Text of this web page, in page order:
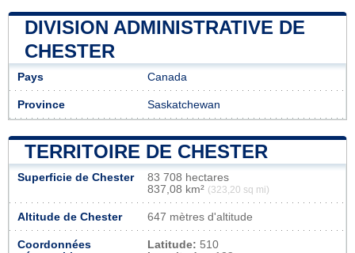
DIVISION ADMINISTRATIVE DE
CHESTER
Pays Canada
Province Saskatchewan
TERRITOIRE DE CHESTER
Superficie de Chester
83 708 hectares
837,08 km² (323,20 sq mi)
Altitude de Chester 647 mètres d'altitude
Coordonnées
Latitude: 510